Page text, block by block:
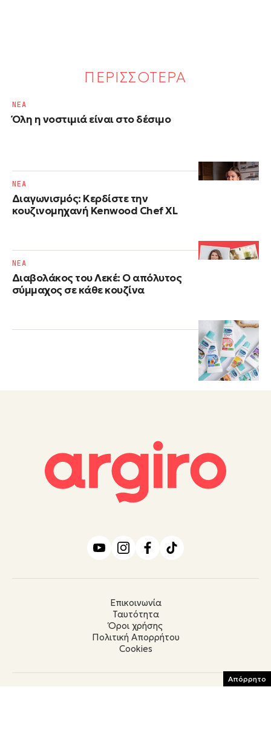
ΠΕΡΙΣΣΟΤΕΡΑ
Όλη η νοστιμιά είναι στο δέσιμο
NΕΑ
Διαγωνισμός: Κερδίστε την
κουζινομηχανή Kenwood Chef XL
NΕΑ
Διαβολάκος του Λεκέ: Ο απόλυτος
σύμμαχος σε κάθε κουζίνα
NΕΑ
Επικοινωνία
Ταυτότητα
Όροι χρήσης
Πολιτική Απορρήτου
Cookies
Απόρρητο